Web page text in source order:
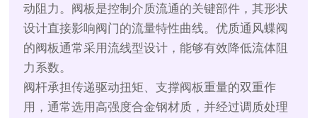
动阻力。阀板是控制介质流通的关键部件，其形状
设计直接影响阀门的流量特性曲线。优质通风蝶阀
的阀板通常采用流线型设计，能够有效降低流体阻
力系数。
阀杆承担传递驱动扭矩、支撑阀板重量的双重作
用，通常选用高强度合金钢材质，并经过调质处理